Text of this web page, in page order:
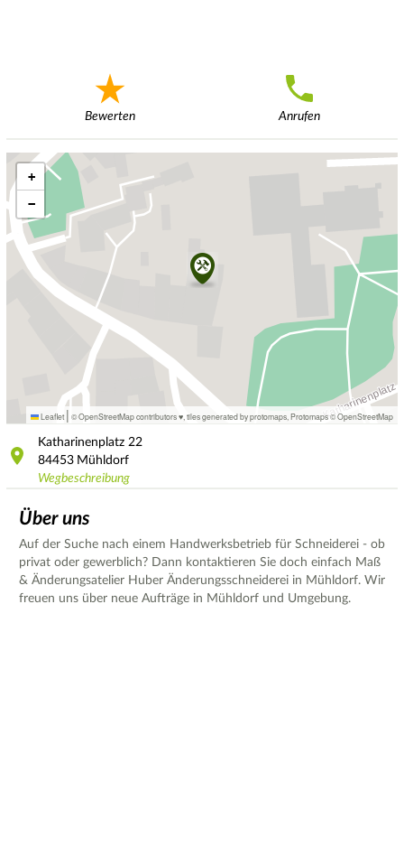
Bewerten Anrufen
+
−
Leaflet | © OpenStreetMap contributors ♥, tiles generated by protomaps Protomaps©OpenStreetMap
Katharinenplatz 22
84453 Mühldorf
Wegbeschreibung
Über uns
Auf der Suche nach einem Handwerksbetrieb für Schneiderei - ob
privat oder gewerblich? Dann kontaktieren Sie doch einfach Maß
& Änderungsatelier Huber Änderungsschneiderei in Mühldorf. Wir
freuen uns über neue Aufträge in Mühldorf und Umgebung.